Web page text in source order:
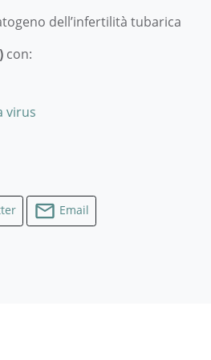
dell’infertilità tubarica
con:
virus
Email